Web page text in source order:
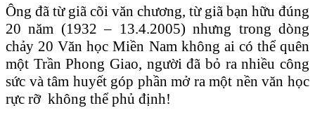
Ông đã từ giã cõi văn chương, từ giã bạn hữu đúng
20 năm (1932 – 13.4.2005) nhưng trong dòng
chảy 20 Văn học Miền Nam không ai có thể quên
một Trần Phong Giao, người đã bỏ ra nhiều công
sức và tâm huyết góp phần mở ra một nền văn học
rực rỡ không thể phủ định!